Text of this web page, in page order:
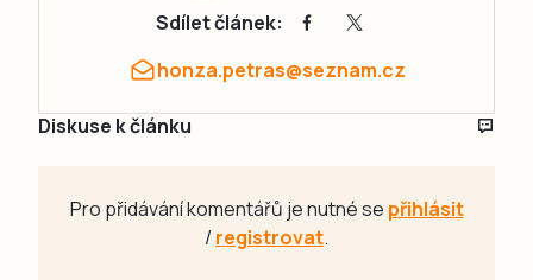
Sdílet článek:
honza.petras@seznam.cz
Diskuse k článku
Pro přidávání komentářů je nutné se přihlásit
/registrovat.